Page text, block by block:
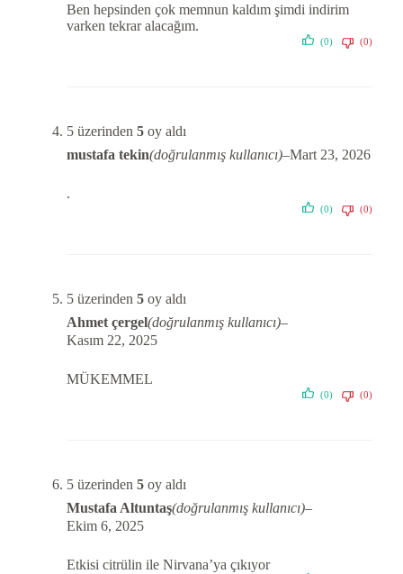
Ben hepsinden çok memnun kaldım şimdi indirim
varken tekrar alacağım.
(0) (0)
5 üzerinden 5oy aldı
mustafa tekin(doğrulanmış kullanıcı)–Mart 23, 2026
.
(0) (0)
5 üzerinden 5oy aldı
Ahmet çergel(doğrulanmış kullanıcı)–
Kasım 22, 2025
MÜKEMMEL
(0) (0)
5 üzerinden 5oy aldı
Mustafa Altuntaş(doğrulanmış kullanıcı)–
Ekim 6, 2025
Etkisi citrülin ile Nirvana’ya çıkıyor